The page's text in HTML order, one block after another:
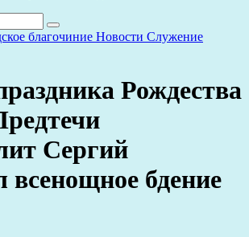
благочиние Новости Служение
Рождества
Сергий
всенощное бдение